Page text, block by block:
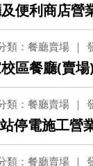
便利商店營
類：餐廳賣場
區餐廳(賣
類：餐廳賣場
停電施工營
類：餐廳賣場